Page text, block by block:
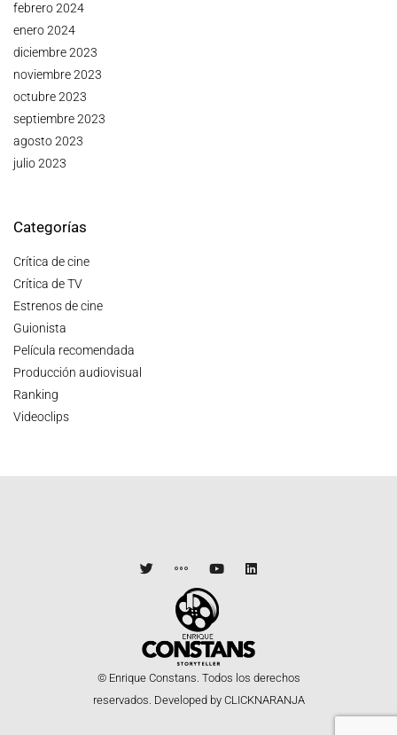
febrero 2024
enero 2024
diciembre 2023
noviembre 2023
octubre 2023
septiembre 2023
agosto 2023
julio 2023
Categorías
Crítica de cine
Crítica de TV
Estrenos de cine
Guionista
Película recomendada
Producción audiovisual
Ranking
Videoclips
© Enrique Constans. Todos los derechos
reservados. Developed by CLICKNARANJA